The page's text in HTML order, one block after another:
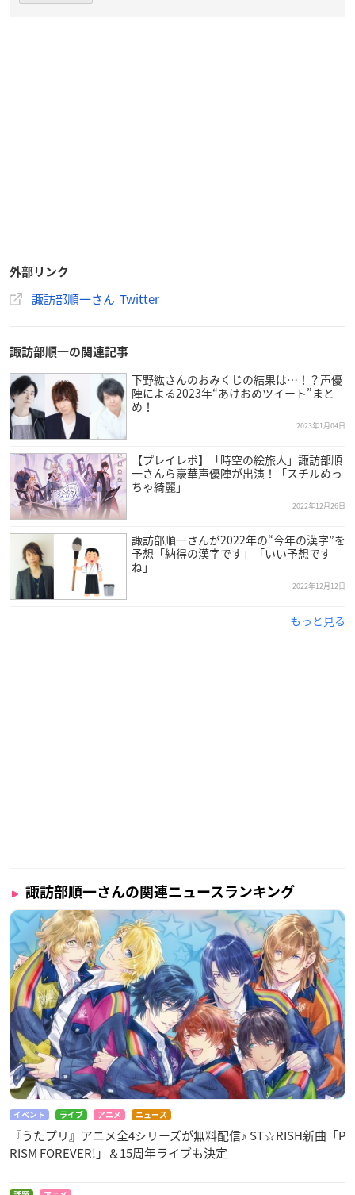
外部リンク
諏訪部順一さん Twitter
諏訪部順一の関連記事
下野紘さんのおみくじの結果は…！？声優
陣による2023年“あけおめツイート”まと
め！
2023年1月04日
【プレイレポ】「時空の絵旅人」諏訪部順
一さんら豪華声優陣が出演！「スチルめっ
ちゃ綺麗」
2022年12月26日
諏訪部順一さんが2022年の“今年の漢字”を
予想「納得の漢字です」「いい予想です
ね」
2022年12月12日
もっと見る
諏訪部順一さんの関連ニュースランキング
イベント ライブ アニメ ニュース
『うたプリ』アニメ全4シリーズが無料配信♪ ST☆RISH新曲「P
RISM FOREVER!」＆15周年ライブも決定